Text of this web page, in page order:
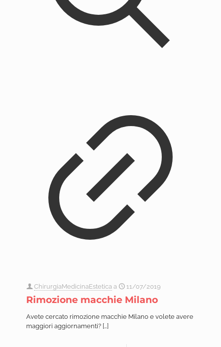
ChirurgiaMedicinaEstetica a 11/07/2019
Rimozione macchie Milano
Avete cercato rimozione macchie Milano e volete avere
maggiori aggiornamenti? […]